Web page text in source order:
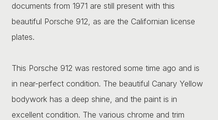
documents from 1971 are still present with this
beautiful Porsche 912, as are the Californian license
plates.
This Porsche 912 was restored some time ago and is
in near-perfect condition. The beautiful Canary Yellow
bodywork has a deep shine, and the paint is in
excellent condition. The various chrome and trim